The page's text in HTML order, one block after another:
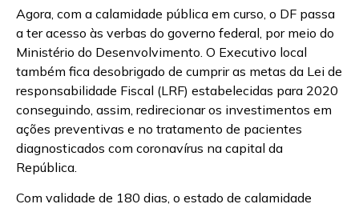
Agora, com a calamidade pública em curso, o DF passa
a ter acesso às verbas do governo federal, por meio do
Ministério do Desenvolvimento. O Executivo local
também fica desobrigado de cumprir as metas da Lei de
responsabilidade Fiscal (LRF) estabelecidas para 2020
conseguindo, assim, redirecionar os investimentos em
ações preventivas e no tratamento de pacientes
diagnosticados com coronavírus na capital da
República.
Com validade de 180 dias, o estado de calamidade